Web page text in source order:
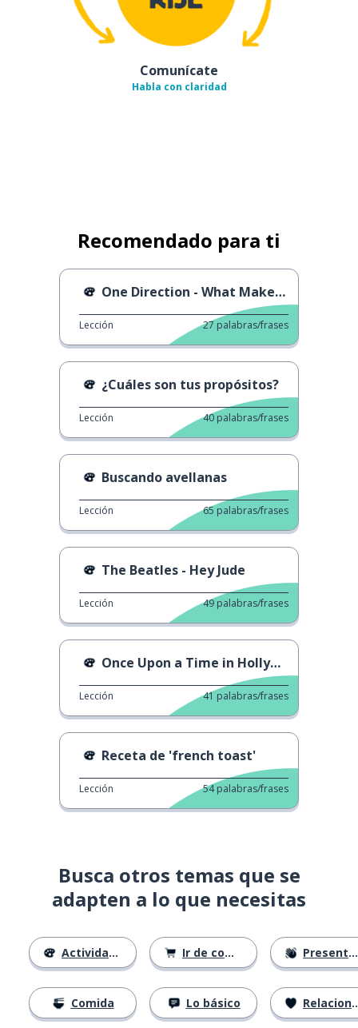
Comunícate
Habla con claridad
Recomendado para ti
One Direction - What Makes You Beautiful
Lección 27 palabras/frases
¿Cuáles son tus propósitos?
Lección 40 palabras/frases
Buscando avellanas
Lección 65 palabras/frases
The Beatles - Hey Jude
Lección 49 palabras/frases
Once Upon a Time in Hollywood - Escena
Lección 41 palabras/frases
Receta de 'french toast'
Lección 54 palabras/frases
Busca otros temas que se
adapten a lo que necesitas
Actividades
Comida
Ir de compras
Lo básico
Presentándose
Relaciones